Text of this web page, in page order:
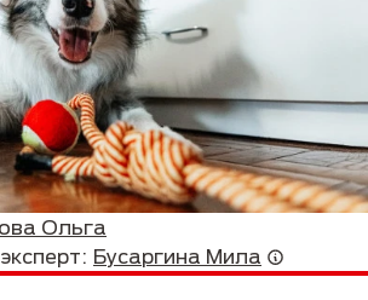
Ольга
Бусаргина Мила